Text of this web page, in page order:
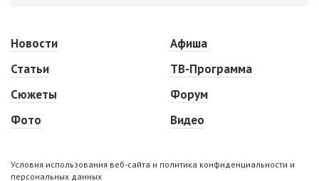
Новости
Статьи
Сюжеты
Фото
Афиша
ТВ-Программа
Форум
Видео
Условия использования веб-сайта и политика конфиденциальности и
персональных данных